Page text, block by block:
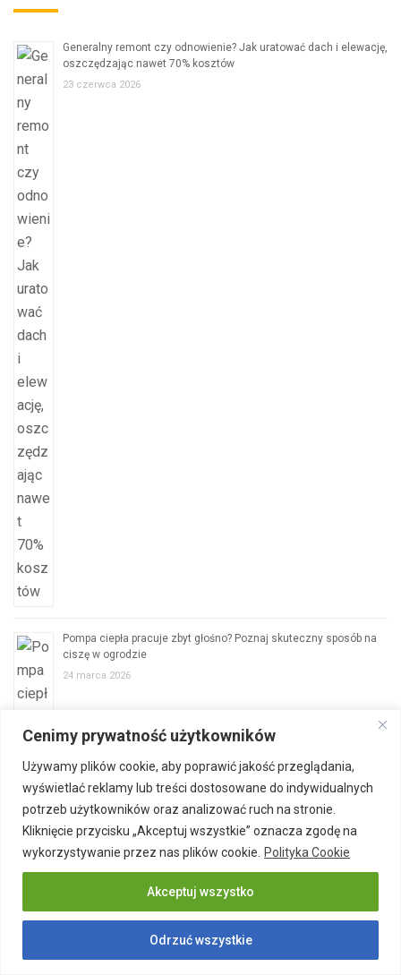
Cenimy prywatność użytkowników
Używamy plików cookie, aby poprawić jakość przeglądania,
wyświetlać reklamy lub treści dostosowane do indywidualnych
potrzeb użytkowników oraz analizować ruch na stronie.
Kliknięcie przycisku „Akceptuj wszystkie” oznacza zgodę na
wykorzystywanie przez nas plików cookie. Polityka Cookie
Odrzuć wszystkie
Akceptuj wszystko
Generalny remont czy odnowienie? Jak uratować dach i elewację,
oszczędzając nawet 70% kosztów
23 czerwca 2026
Pompa ciepła pracuje zbyt głośno? Poznaj skuteczny sposób na
ciszę w ogrodzie
24 marca 2026